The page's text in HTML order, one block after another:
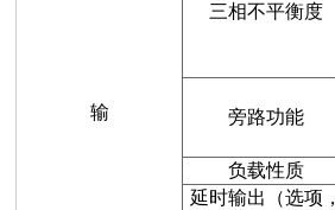
输
三相不平衡度
旁路功能
负载性质
延时输出（选项，